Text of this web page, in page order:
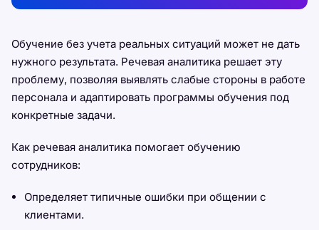
Обучение без учета реальных ситуаций может не дать
нужного результата. Речевая аналитика решает эту
проблему, позволяя выявлять слабые стороны в работе
персонала и адаптировать программы обучения под
конкретные задачи.
Как речевая аналитика помогает обучению
сотрудников:
Определяет типичные ошибки при общении с
клиентами.